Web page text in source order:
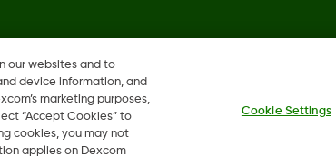
our websites and to
device information, and
marketing purposes,
“Accept Cookies” to
cookies, you may not
applies on Dexcom
Cookie Settings